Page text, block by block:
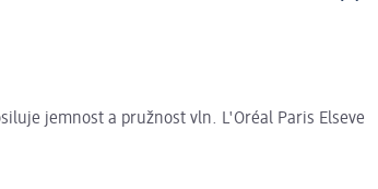
jemnost a pružnost vln. L'Oréal Paris Elseve